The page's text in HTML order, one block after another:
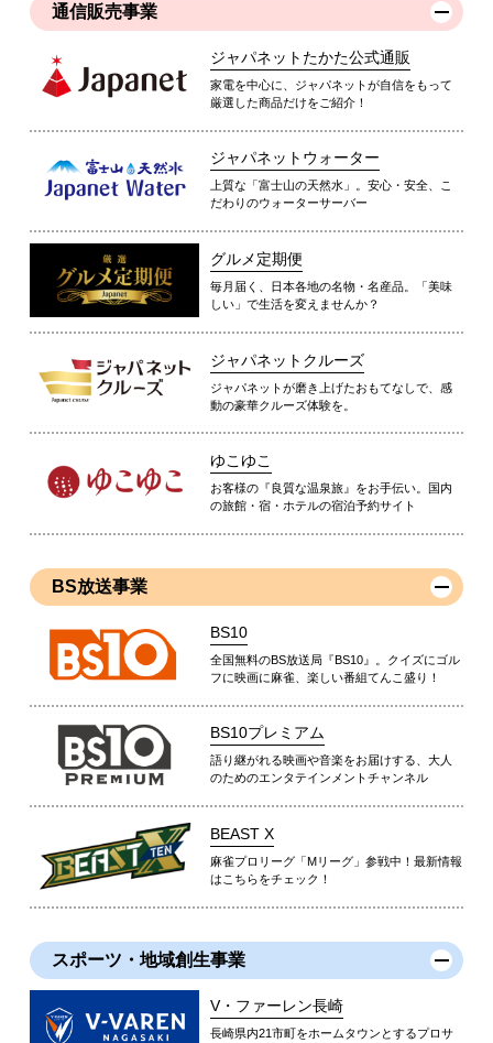
通信販売事業
ジャパネットたかた公式通販
家電を中心に、ジャパネットが自信をもって
厳選した商品だけをご紹介！
ジャパネットウォーター
上質な「富士山の天然水」。安心・安全、こ
だわりのウォーターサーバー
グルメ定期便
毎月届く、日本各地の名物・名産品。「美味
しい」で生活を変えませんか？
ジャパネットクルーズ
ジャパネットが磨き上げたおもてなしで、感
動の豪華クルーズ体験を。
ゆこゆこ
お客様の『良質な温泉旅』をお手伝い。国内
の旅館・宿・ホテルの宿泊予約サイト
BS放送事業
BS10
全国無料のBS放送局『BS10』。クイズにゴル
フに映画に麻雀、楽しい番組てんこ盛り！
BS10プレミアム
語り継がれる映画や音楽をお届けする、大人
のためのエンタテインメントチャンネル
BEAST X
麻雀プロリーグ「Mリーグ」参戦中！最新情報
はこちらをチェック！
スポーツ・地域創生事業
V・ファーレン長崎
長崎県内21市町をホームタウンとするプロサ